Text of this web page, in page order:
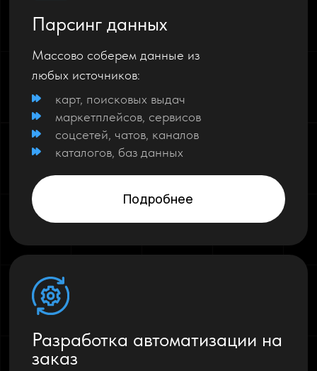
Парсинг данных
Массово соберем данные из
любых источников:
карт, поисковых выдач
маркетплейсов, сервисов
соцсетей, чатов, каналов
каталогов, баз данных
Подробнее
Разработка автоматизации на
заказ